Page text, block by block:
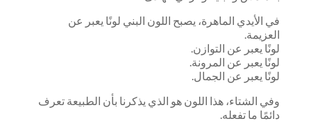
في الأيدي الماهرة، يصبح اللون البني لونًا يعبر عن
العزيمة.
لونًا يعبر عن التوازن.
لونًا يعبر عن المرونة.
لونًا يعبر عن الجمال.
وفي الشتاء، هذا اللون هو الذي يذكرنا بأن الطبيعة تعرف
دائمًا ما تفعله.